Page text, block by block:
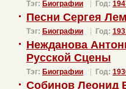
Тэг: Биографии Год:
Песни Сергея
Тэг: Биографии Год:
Нежданова
Русской Сцены
Тэг: Биографии Год:
Собинов Леонид